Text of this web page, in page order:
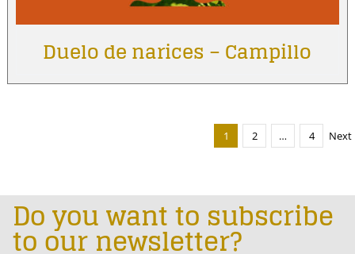
Duelo de narices – Campillo
1 2 … 4 Next
Do you want to subscribe
to our newsletter?